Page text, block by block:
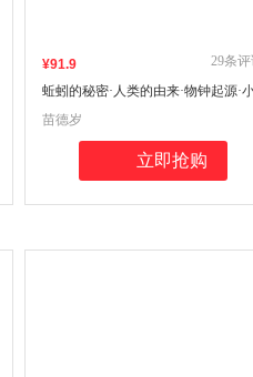
¥91.9
蚯蚓的秘密·人类的由来·物钟起源·
猎犬号航海记（达尔文的生命探索
册）
29条
苗德岁
立即抢购